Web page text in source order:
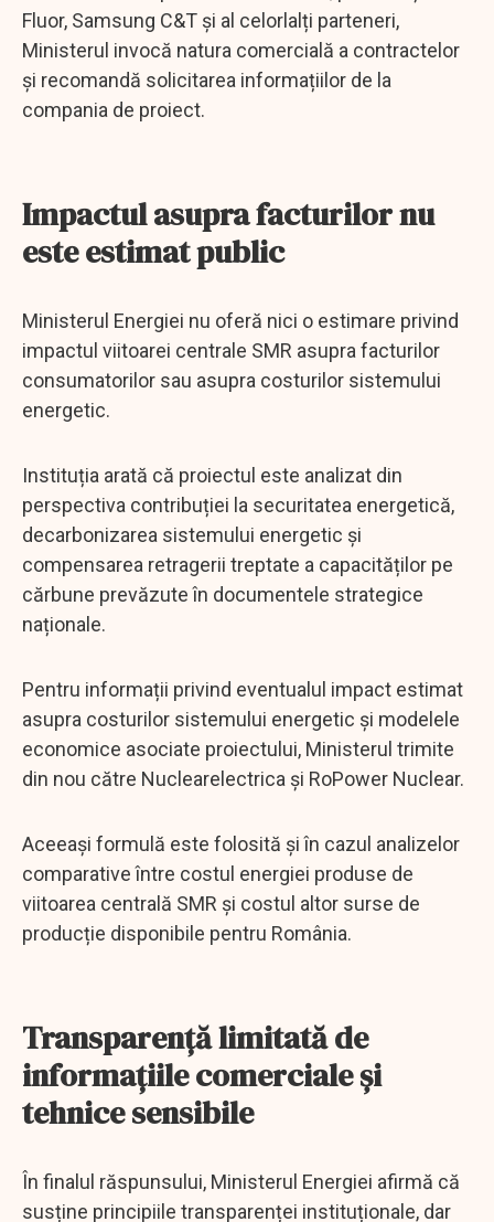
Fluor, Samsung C&T și al celorlalți parteneri,
Ministerul invocă natura comercială a contractelor
și recomandă solicitarea informațiilor de la
compania de proiect.
Impactul asupra facturilor nu
este estimat public
Ministerul Energiei nu oferă nici o estimare privind
impactul viitoarei centrale SMR asupra facturilor
consumatorilor sau asupra costurilor sistemului
energetic.
Instituția arată că proiectul este analizat din
perspectiva contribuției la securitatea energetică,
decarbonizarea sistemului energetic și
compensarea retragerii treptate a capacităților pe
cărbune prevăzute în documentele strategice
naționale.
Pentru informații privind eventualul impact estimat
asupra costurilor sistemului energetic și modelele
economice asociate proiectului, Ministerul trimite
din nou către Nuclearelectrica și RoPower Nuclear.
Aceeași formulă este folosită și în cazul analizelor
comparative între costul energiei produse de
viitoarea centrală SMR și costul altor surse de
producție disponibile pentru România.
Transparență limitată de
informațiile comerciale și
tehnice sensibile
În finalul răspunsului, Ministerul Energiei afirmă că
susține principiile transparenței instituționale, dar